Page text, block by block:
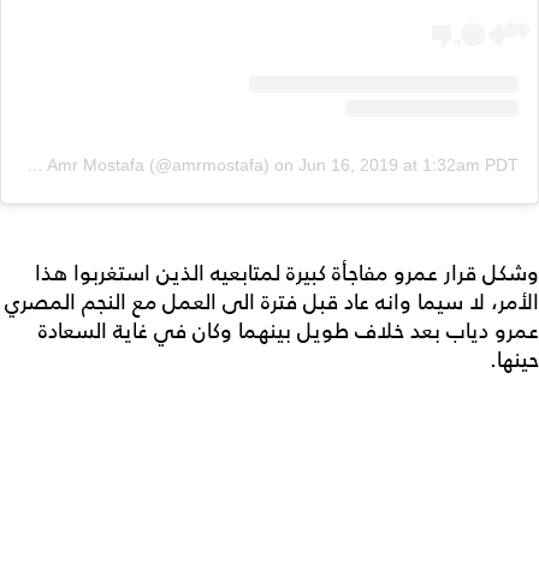
A post shared by Amr Mostafa (@amrmostafa) on Jun 16, 2019 at 1:32am PDT
وشكل قرار عمرو مفاجأة كبيرة لمتابعيه الذين استغربوا هذا
الأمر، لا سيما وانه عاد قبل فترة الى العمل مع النجم المصري
عمرو دياب بعد خلاف طويل بينهما وكان في غاية السعادة
حينها.